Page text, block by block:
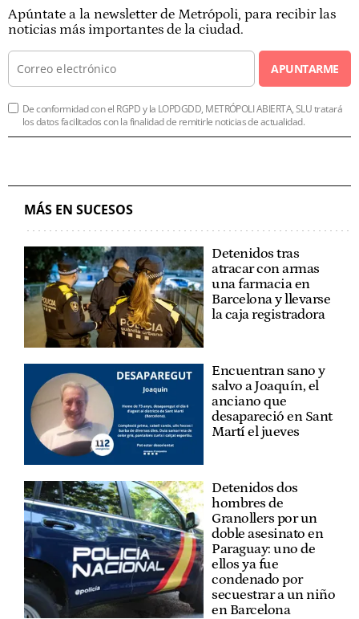
Apúntate a la newsletter de Metrópoli, para recibir las
noticias más importantes de la ciudad.
APUNTARME
De conformidad con el RGPD y la LOPDGDD, METRÓPOLI ABIERTA, SLU tratará
los datos facilitados con la finalidad de remitirle noticias de actualidad.
MÁS EN SUCESOS
Detenidos tras
atracar con armas
una farmacia en
Barcelona y llevarse
la caja registradora
Encuentran sano y
salvo a Joaquín, el
anciano que
desapareció en Sant
Martí el jueves
Detenidos dos
hombres de
Granollers por un
doble asesinato en
Paraguay: uno de
ellos ya fue
condenado por
secuestrar a un niño
en Barcelona